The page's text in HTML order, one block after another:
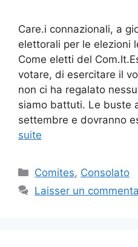
Care.i connazionali, a
elettorali per le elezioni
Come eletti del
votare, di esercitare il
non ci ha regalato
siamo battuti. Le buste
settembre e dovranno
suite
Catégories
Comites, Consolato
Laisser un